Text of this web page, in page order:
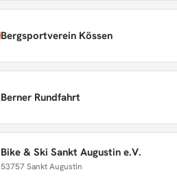
Bergsportverein Kössen
Berner Rundfahrt
Bike & Ski Sankt Augustin e.V.
53757 Sankt Augustin